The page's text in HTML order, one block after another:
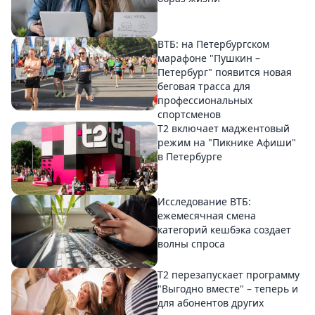
ВТБ: на Петербургском
марафоне "Пушкин –
Петербург" появится новая
беговая трасса для
профессиональных
спортсменов
Т2 включает маджентовый
режим на "Пикнике Афиши"
в Петербурге
Исследование ВТБ:
ежемесячная смена
категорий кешбэка создает
волны спроса
Т2 перезапускает программу
"Выгодно вместе" – теперь и
для абонентов других